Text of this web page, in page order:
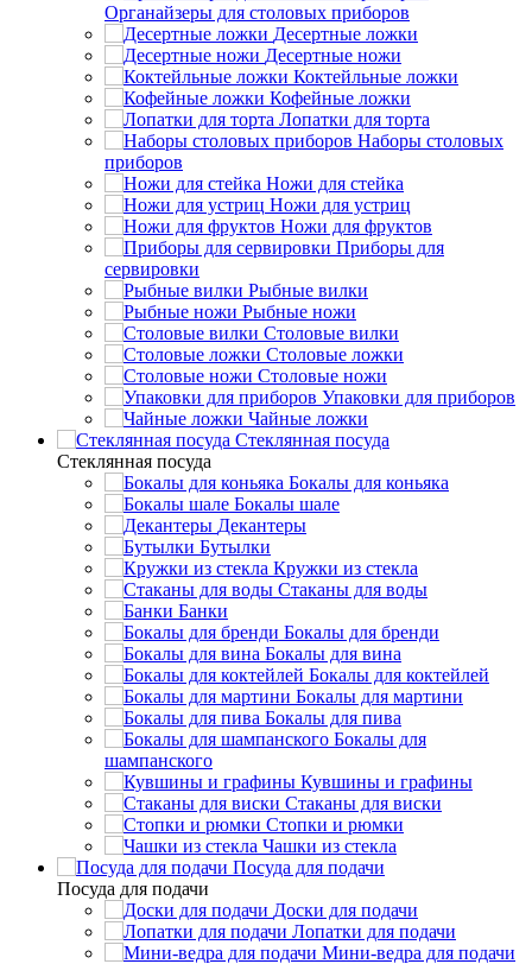
Органайзеры для столовых приборов
Десертные ложки
Десертные ножи
Коктейльные ложки
Кофейные ложки
Лопатки для торта
Наборы столовых
приборов
Ножи для стейка
Ножи для устриц
Ножи для фруктов
Приборы для
сервировки
Рыбные вилки
Рыбные ножи
Столовые вилки
Столовые ложки
Столовые ножи
Упаковки для приборов
Чайные ложки
Стеклянная посуда
Стеклянная посуда
Бокалы для коньяка
Бокалы шале
Декантеры
Бутылки
Кружки из стекла
Стаканы для воды
Банки
Бокалы для бренди
Бокалы для вина
Бокалы для коктейлей
Бокалы для мартини
Бокалы для пива
Бокалы для
шампанского
Кувшины и графины
Стаканы для виски
Стопки и рюмки
Чашки из стекла
Посуда для подачи
Посуда для подачи
Доски для подачи
Лопатки для подачи
Мини-ведра для подачи